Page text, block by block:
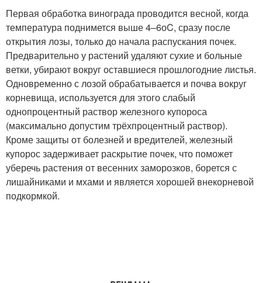
Первая обработка винограда проводится весной, когда
температура поднимется выше 4–6оC, сразу после
открытия лозы, только до начала распускания почек.
Предварительно у растений удаляют сухие и больные
ветки, убирают вокруг оставшиеся прошлогодние листья.
Одновременно с лозой обрабатывается и почва вокруг
корневища, используется для этого слабый
однопроцентный раствор железного купороса
(максимально допустим трёхпроцентный раствор).
Кроме защиты от болезней и вредителей, железный
купорос задерживает раскрытие почек, что поможет
уберечь растения от весенних заморозков, борется с
лишайниками и мхами и является хорошей внекорневой
подкормкой.